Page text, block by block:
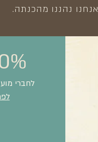
נהננו מהכנתה.
10%
לחברי